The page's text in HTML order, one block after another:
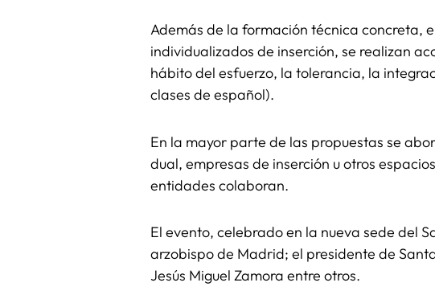
Además de la formación técnica concreta,
individualizados de inserción, se realizan
hábito del esfuerzo, la tolerancia, la
clases de español).
En la mayor parte de las propuestas se
dual, empresas de inserción u otros
entidades colaboran.
El evento, celebrado en la nueva sede del
arzobispo de Madrid; el presidente de
Jesús Miguel Zamora entre otros.